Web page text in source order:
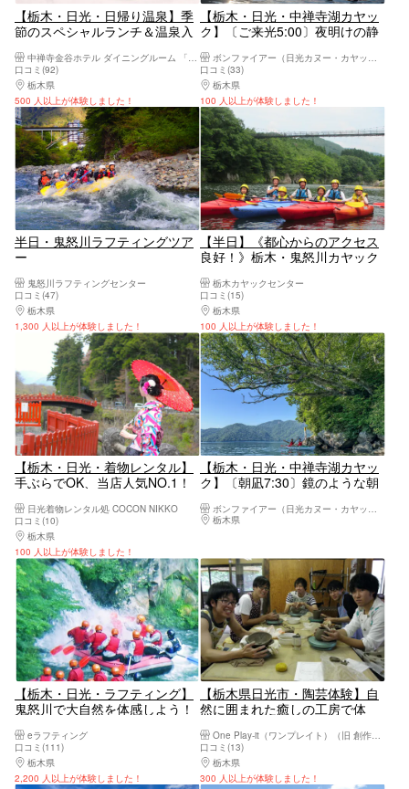
【栃木・日光・日帰り温泉】季
節のスペシャルランチ＆温泉入
口コミ(92)
栃木県
日光・霧降高原・奥日光・中禅寺湖・今市
500 人以上が体験しました！
【栃木・日光・中禅寺湖カヤッ
ク】〔ご来光5:00〕夜明けの静
き
口コミ(33)
栃木県
100 人以上が体験しました！
半日・鬼怒川ラフティングツア
ー
鬼怒川ラフティングセンター
口コミ(47)
栃木県
日光・霧降高原・奥日光・中禅寺湖・今市
1,300 人以上が体験しました！
【半日】《都心からのアクセス
良好！》栃木・鬼怒川カヤック
栃木カヤックセンター
口コミ(15)
栃木県
100 人以上が体験しました！
【栃木・日光・着物レンタル】
手ぶらでOK、当店人気NO.1！
類から選ぼう！着物レンタルス
タンダードプラン
日光着物レンタル処 COCON NIKKO
口コミ(10)
栃木県
100 人以上が体験しました！
【栃木・日光・中禅寺湖カヤッ
ク】〔朝凪7:30〕鏡のような朝
ボンファイアー（日光カヌー・カヤック体験）
栃木県
【栃木・日光・ラフティング】
鬼怒川で大自然を体感しよう！
eラフティング
口コミ(111)
栃木県
日光・霧降高原・奥日光・中禅寺湖・今市
2,200 人以上が体験しました！
【栃木県日光市・陶芸体験】自
然に囲まれた癒しの工房で体
口コミ(13)
栃木県
300 人以上が体験しました！